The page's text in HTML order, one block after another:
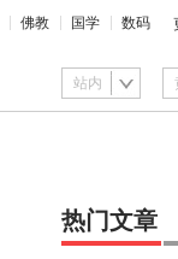
佛教 国学 数码
站内
热门文章